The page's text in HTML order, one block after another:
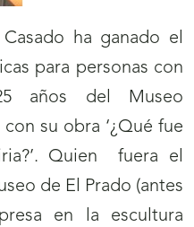
ha ganado el
para personas con
años del Museo
su obra ‘¿Qué fue
Quien fuera el
de El Prado (antes
en la escultura